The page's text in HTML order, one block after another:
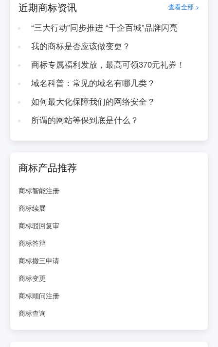
近期商标资讯 查看全部 >
“三大行动”同步推进 “千企百城”品牌闪亮
我的商标是否应该做变更？
商标专属福利发放，最高可领370元礼券！
域名科普：常见的域名有哪几类？
如何最大化保障我们的网络安全？
所谓的网站等保到底是什么？
商标产品推荐
商标智能注册
商标续展
商标驳回复审
商标答辩
商标撤三申请
商标变更
商标顾问注册
商标查询